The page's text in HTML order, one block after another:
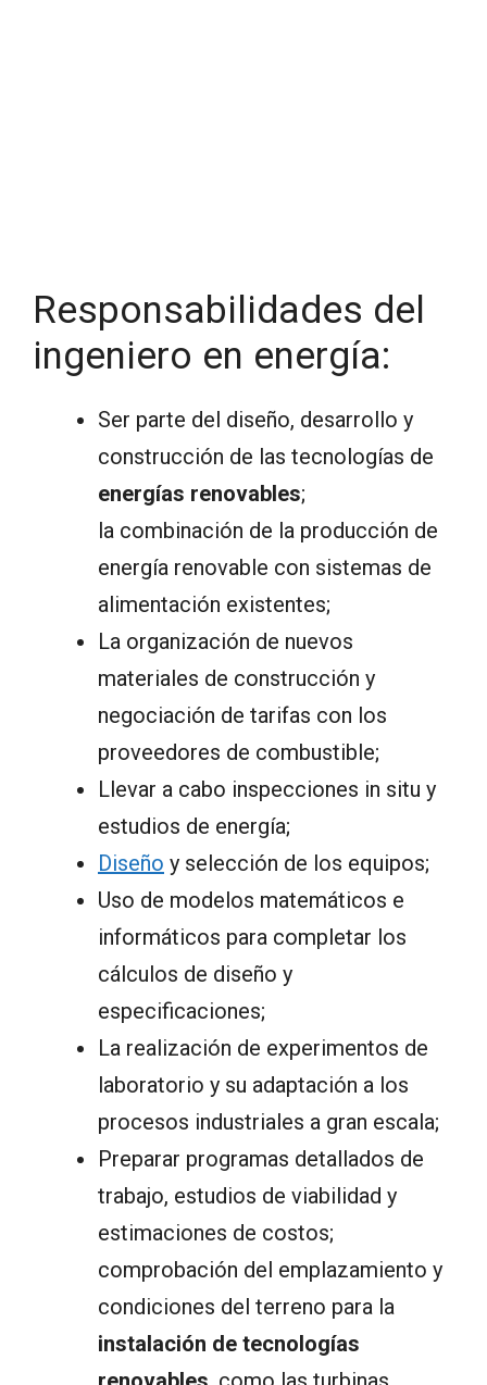
Responsabilidades del
ingeniero en energía:
Ser parte del diseño, desarrollo y
construcción de las tecnologías de
energías renovables;
la combinación de la producción de
energía renovable con sistemas de
alimentación existentes;
La organización de nuevos
materiales de construcción y
negociación de tarifas con los
proveedores de combustible;
Llevar a cabo inspecciones in situ y
estudios de energía;
Diseño y selección de los equipos;
Uso de modelos matemáticos e
informáticos para completar los
cálculos de diseño y
especificaciones;
La realización de experimentos de
laboratorio y su adaptación a los
procesos industriales a gran escala;
Preparar programas detallados de
trabajo, estudios de viabilidad y
estimaciones de costos;
comprobación del emplazamiento y
condiciones del terreno para la
instalación de tecnologías